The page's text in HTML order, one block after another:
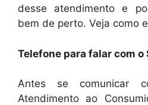
desse atendimento e
bem de perto. Veja como
Telefone para falar com o
Antes se comunicar
Atendimento ao